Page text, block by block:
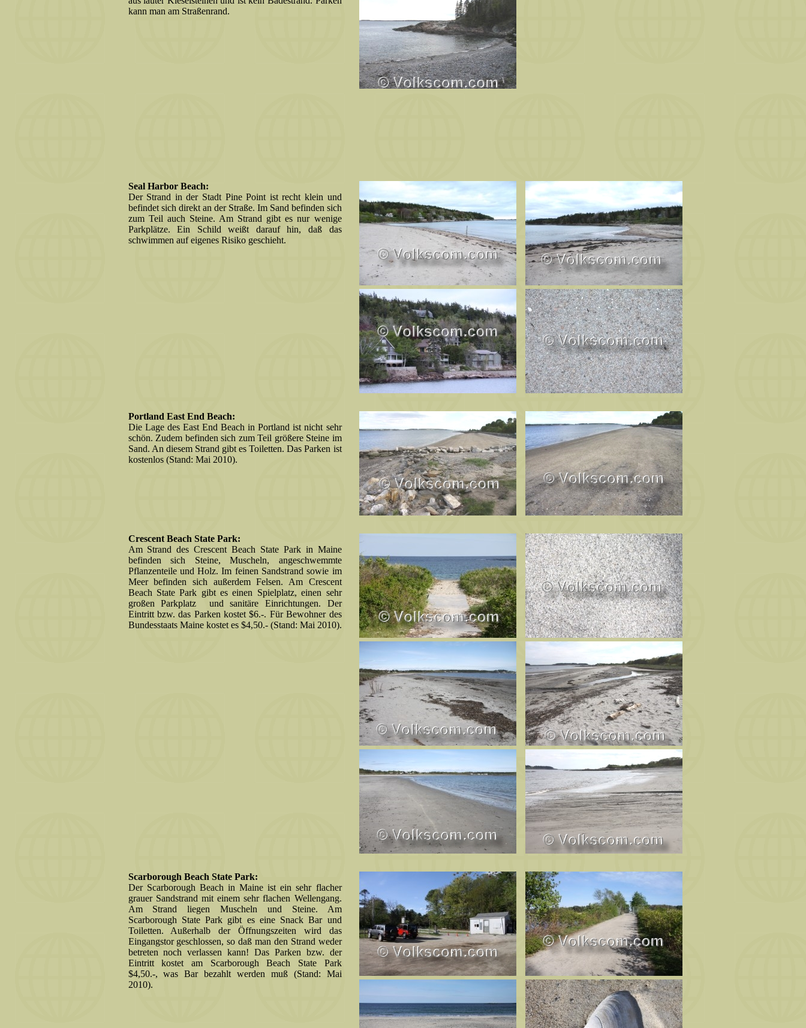
kann man am Straßenrand.
Seal Harbor Beach:
Der Strand in der Stadt Pine Point ist recht klein und
befindet sich direkt an der Straße. Im Sand befinden sich
zum Teil auch Steine. Am Strand gibt es nur wenige
Parkplätze. Ein Schild weißt darauf hin, daß das
schwimmen auf eigenes Risiko geschieht.
Portland East End Beach:
Die Lage des East End Beach in Portland ist nicht sehr
schön. Zudem befinden sich zum Teil größere Steine im
Sand. An diesem Strand gibt es Toiletten. Das Parken ist
kostenlos (Stand: Mai 2010).
Crescent Beach State Park:
Am Strand des Crescent Beach State Park in Maine
befinden sich Steine, Muscheln, angeschwemmte
Pflanzenteile und Holz. Im feinen Sandstrand sowie im
Meer befinden sich außerdem Felsen. Am Crescent
Beach State Park gibt es einen Spielplatz, einen sehr
großen Parkplatz und sanitäre Einrichtungen. Der
Eintritt bzw. das Parken kostet $6.-. Für Bewohner des
Bundesstaats Maine kostet es $4,50.- (Stand: Mai 2010).
Scarborough Beach State Park:
Der Scarborough Beach in Maine ist ein sehr flacher
grauer Sandstrand mit einem sehr flachen Wellengang.
Am Strand liegen Muscheln und Steine. Am
Scarborough State Park gibt es eine Snack Bar und
Toiletten. Außerhalb der Öffnungszeiten wird das
Eingangstor geschlossen, so daß man den Strand weder
betreten noch verlassen kann! Das Parken bzw. der
Eintritt kostet am Scarborough Beach State Park
$4,50.-, was Bar bezahlt werden muß (Stand: Mai
2010).